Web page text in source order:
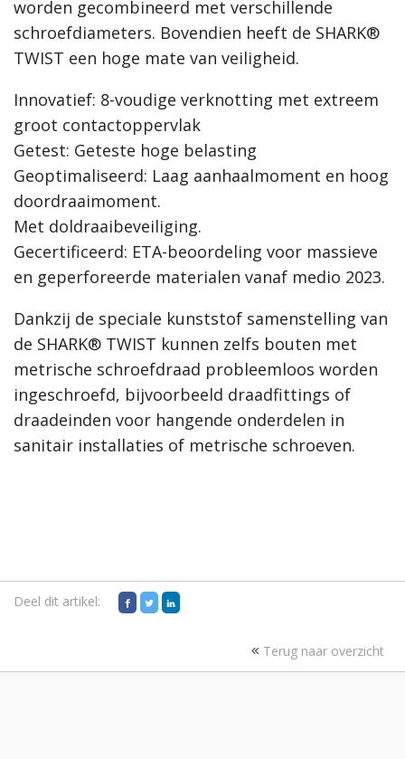
worden gecombineerd met verschillende
schroefdiameters. Bovendien heeft de SHARK®
TWIST een hoge mate van veiligheid.
Innovatief: 8-voudige verknotting met extreem
groot contactoppervlak
Getest: Geteste hoge belasting
Geoptimaliseerd: Laag aanhaalmoment en hoog
doordraaimoment.
Met doldraaibeveiliging.
Gecertificeerd: ETA-beoordeling voor massieve
en geperforeerde materialen vanaf medio 2023.
Dankzij de speciale kunststof samenstelling van
de SHARK® TWIST kunnen zelfs bouten met
metrische schroefdraad probleemloos worden
ingeschroefd, bijvoorbeeld draadfittings of
draadeinden voor hangende onderdelen in
sanitair installaties of metrische schroeven.
Deel dit artikel:
Terug naar overzicht